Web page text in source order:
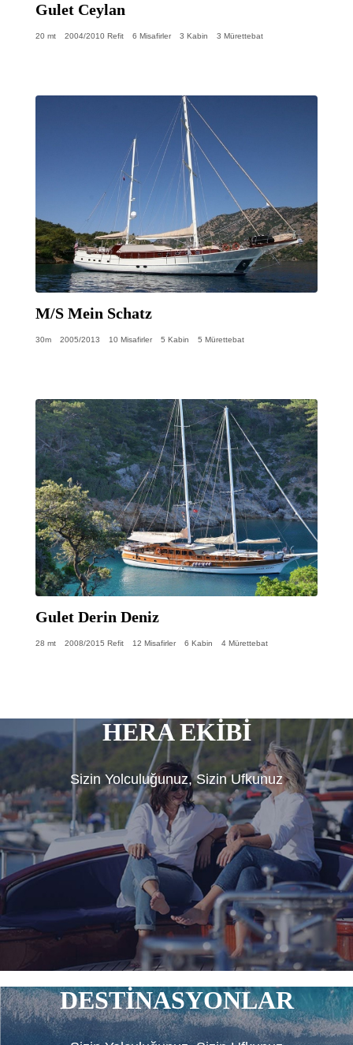
Gulet Ceylan
20 mt 2004/2010 Refit 6 Misafirler 3 Kabin 3 Mürettebat
M/S Mein Schatz
30m 2005/2013 10 Misafirler 5 Kabin 5 Mürettebat
Gulet Derin Deniz
28 mt 2008/2015 Refit 12 Misafirler 6 Kabin 4 Mürettebat
HERA EKİBİ
Sizin Yolculuğunuz, Sizin Ufkunuz
DESTİNASYONLAR